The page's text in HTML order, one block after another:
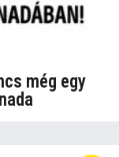
még egy